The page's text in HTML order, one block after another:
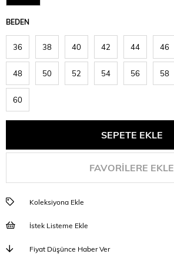
BEDEN
36 38 40 42 44 46
48 50 52 54 56 58
60
FAVORILERE EKLE
Koleksiyona Ekle
İstek Listeme Ekle
Fiyat Düşünce Haber Ver